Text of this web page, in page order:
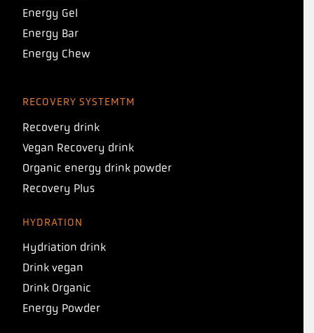
Energy Gel
Energy Bar
Energy Chew
RECOVERY SYSTEMTM
Recovery drink
Vegan Recovery drink
Organic energy drink powder
Recovery Plus
HYDRATION
Hydriation drink
Drink vegan
Drink Organic
Energy Powder